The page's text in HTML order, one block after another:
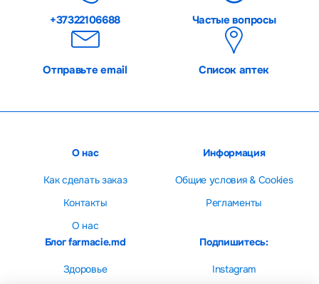
+37322106688 Частые вопросы
Отправьте email Список аптек
О нас
Как сделать заказ
Контакты
О нас
Информация
Общие условия & Cookies
Регламенты
Блог farmacie.md
Здоровье
Подпишитесь:
Instagram